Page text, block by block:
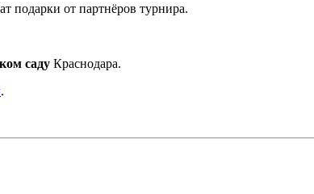
подарки от партнёров турнира.
саду Краснодара.
.